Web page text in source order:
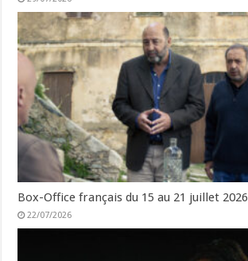
Box-Office français du 15 au 21 juillet 2026
22/07/2026